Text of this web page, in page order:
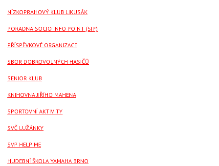
NÍZKOPRAHOVÝ KLUB LIKUSÁK
PORADNA SOCIO INFO POINT (SIP)
PŘÍSPĚVKOVÉ ORGANIZACE
SBOR DOBROVOLNÝCH HASIČŮ
SENIOR KLUB
KNIHOVNA JIŘÍHO MAHENA
SPORTOVNÍ AKTIVITY
SVČ LUŽÁNKY
SVP HELP ME
HUDEBNÍ ŠKOLA YAMAHA BRNO